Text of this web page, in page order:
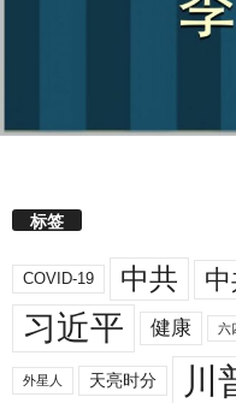
标签
COVID-19 中共
习近平 健康 六
外星人 天亮时分 川